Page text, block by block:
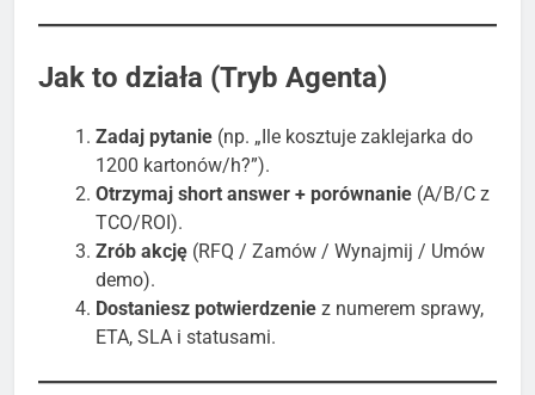
Jak to działa (Tryb Agenta)
Zadaj pytanie (np. „Ile kosztuje zaklejarka do
1200 kartonów/h?”).
Otrzymaj short answer + porównanie (A/B/C z
TCO/ROI).
Zrób akcję (RFQ / Zamów / Wynajmij / Umów
demo).
Dostaniesz potwierdzenie z numerem sprawy,
ETA, SLA i statusami.